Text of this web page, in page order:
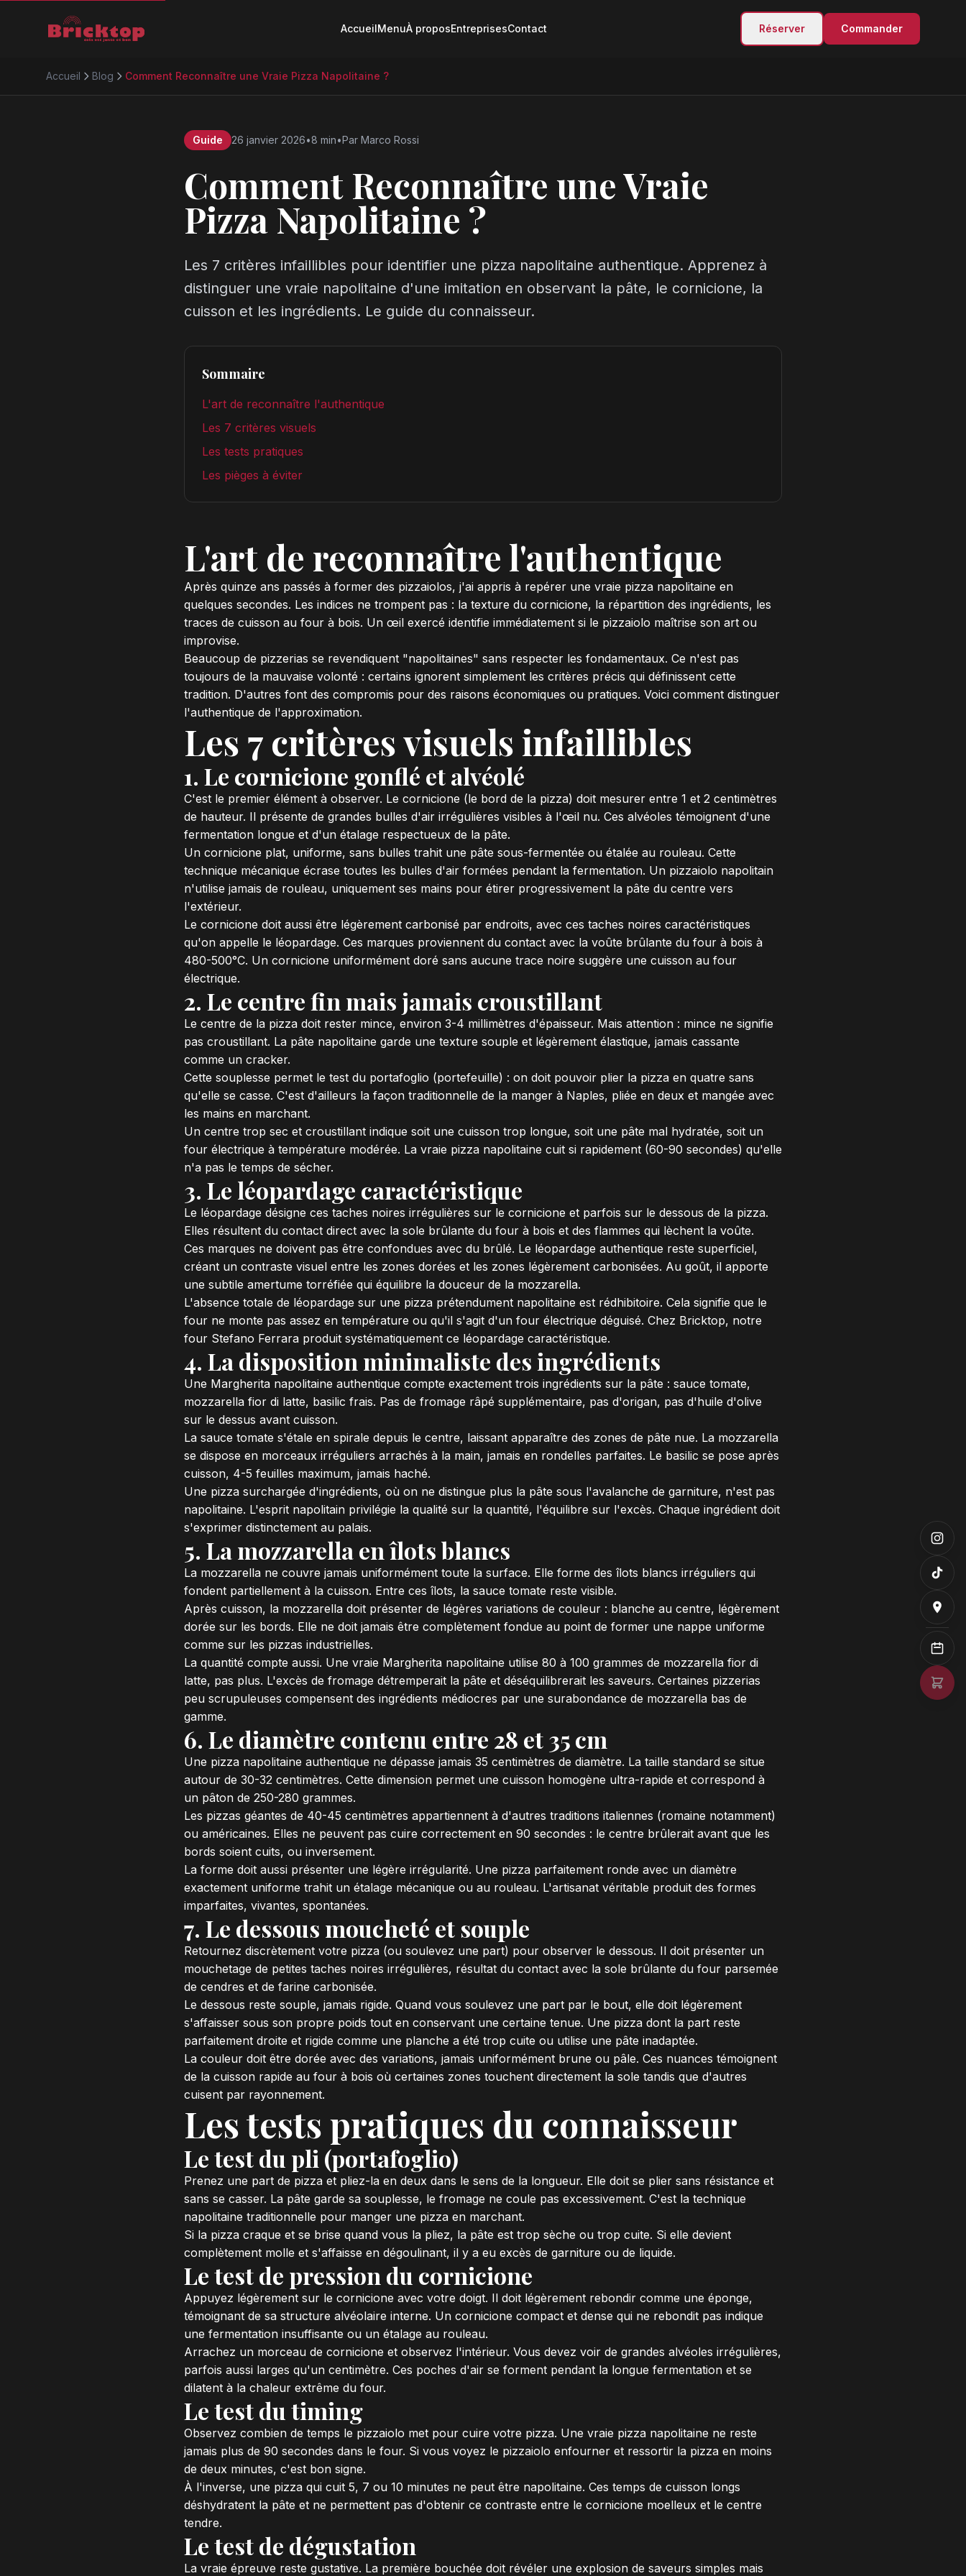
AccueilMenuÀ proposEntreprisesContact Réserver Commander
Accueil Blog Comment Reconnaître une Vraie Pizza Napolitaine ?
Guide 26 janvier 2026•8 min•Par Marco Rossi
Comment Reconnaître une Vraie
Pizza Napolitaine ?
Les 7 critères infaillibles pour identifier une pizza napolitaine authentique. Apprenez à
distinguer une vraie napolitaine d'une imitation en observant la pâte, le cornicione, la
cuisson et les ingrédients. Le guide du connaisseur.
Sommaire
L'art de reconnaître l'authentique
Les 7 critères visuels
Les tests pratiques
Les pièges à éviter
L'art de reconnaître l'authentique
Après quinze ans passés à former des pizzaiolos, j'ai appris à repérer une vraie pizza napolitaine en
quelques secondes. Les indices ne trompent pas : la texture du cornicione, la répartition des ingrédients, les
traces de cuisson au four à bois. Un œil exercé identifie immédiatement si le pizzaiolo maîtrise son art ou
improvise.
Beaucoup de pizzerias se revendiquent "napolitaines" sans respecter les fondamentaux. Ce n'est pas
toujours de la mauvaise volonté : certains ignorent simplement les critères précis qui définissent cette
tradition. D'autres font des compromis pour des raisons économiques ou pratiques. Voici comment distinguer
l'authentique de l'approximation.
Les 7 critères visuels infaillibles
1. Le cornicione gonflé et alvéolé
C'est le premier élément à observer. Le cornicione (le bord de la pizza) doit mesurer entre 1 et 2 centimètres
de hauteur. Il présente de grandes bulles d'air irrégulières visibles à l'œil nu. Ces alvéoles témoignent d'une
fermentation longue et d'un étalage respectueux de la pâte.
Un cornicione plat, uniforme, sans bulles trahit une pâte sous-fermentée ou étalée au rouleau. Cette
technique mécanique écrase toutes les bulles d'air formées pendant la fermentation. Un pizzaiolo napolitain
n'utilise jamais de rouleau, uniquement ses mains pour étirer progressivement la pâte du centre vers
l'extérieur.
Le cornicione doit aussi être légèrement carbonisé par endroits, avec ces taches noires caractéristiques
qu'on appelle le léopardage. Ces marques proviennent du contact avec la voûte brûlante du four à bois à
480-500°C. Un cornicione uniformément doré sans aucune trace noire suggère une cuisson au four
électrique.
2. Le centre fin mais jamais croustillant
Le centre de la pizza doit rester mince, environ 3-4 millimètres d'épaisseur. Mais attention : mince ne signifie
pas croustillant. La pâte napolitaine garde une texture souple et légèrement élastique, jamais cassante
comme un cracker.
Cette souplesse permet le test du portafoglio (portefeuille) : on doit pouvoir plier la pizza en quatre sans
qu'elle se casse. C'est d'ailleurs la façon traditionnelle de la manger à Naples, pliée en deux et mangée avec
les mains en marchant.
Un centre trop sec et croustillant indique soit une cuisson trop longue, soit une pâte mal hydratée, soit un
four électrique à température modérée. La vraie pizza napolitaine cuit si rapidement (60-90 secondes) qu'elle
n'a pas le temps de sécher.
3. Le léopardage caractéristique
Le léopardage désigne ces taches noires irrégulières sur le cornicione et parfois sur le dessous de la pizza.
Elles résultent du contact direct avec la sole brûlante du four à bois et des flammes qui lèchent la voûte.
Ces marques ne doivent pas être confondues avec du brûlé. Le léopardage authentique reste superficiel,
créant un contraste visuel entre les zones dorées et les zones légèrement carbonisées. Au goût, il apporte
une subtile amertume torréfiée qui équilibre la douceur de la mozzarella.
L'absence totale de léopardage sur une pizza prétendument napolitaine est rédhibitoire. Cela signifie que le
four ne monte pas assez en température ou qu'il s'agit d'un four électrique déguisé. Chez Bricktop, notre
four Stefano Ferrara produit systématiquement ce léopardage caractéristique.
4. La disposition minimaliste des ingrédients
Une Margherita napolitaine authentique compte exactement trois ingrédients sur la pâte : sauce tomate,
mozzarella fior di latte, basilic frais. Pas de fromage râpé supplémentaire, pas d'origan, pas d'huile d'olive
sur le dessus avant cuisson.
La sauce tomate s'étale en spirale depuis le centre, laissant apparaître des zones de pâte nue. La mozzarella
se dispose en morceaux irréguliers arrachés à la main, jamais en rondelles parfaites. Le basilic se pose après
cuisson, 4-5 feuilles maximum, jamais haché.
Une pizza surchargée d'ingrédients, où on ne distingue plus la pâte sous l'avalanche de garniture, n'est pas
napolitaine. L'esprit napolitain privilégie la qualité sur la quantité, l'équilibre sur l'excès. Chaque ingrédient doit
s'exprimer distinctement au palais.
5. La mozzarella en îlots blancs
La mozzarella ne couvre jamais uniformément toute la surface. Elle forme des îlots blancs irréguliers qui
fondent partiellement à la cuisson. Entre ces îlots, la sauce tomate reste visible.
Après cuisson, la mozzarella doit présenter de légères variations de couleur : blanche au centre, légèrement
dorée sur les bords. Elle ne doit jamais être complètement fondue au point de former une nappe uniforme
comme sur les pizzas industrielles.
La quantité compte aussi. Une vraie Margherita napolitaine utilise 80 à 100 grammes de mozzarella fior di
latte, pas plus. L'excès de fromage détremperait la pâte et déséquilibrerait les saveurs. Certaines pizzerias
peu scrupuleuses compensent des ingrédients médiocres par une surabondance de mozzarella bas de
gamme.
6. Le diamètre contenu entre 28 et 35 cm
Une pizza napolitaine authentique ne dépasse jamais 35 centimètres de diamètre. La taille standard se situe
autour de 30-32 centimètres. Cette dimension permet une cuisson homogène ultra-rapide et correspond à
un pâton de 250-280 grammes.
Les pizzas géantes de 40-45 centimètres appartiennent à d'autres traditions italiennes (romaine notamment)
ou américaines. Elles ne peuvent pas cuire correctement en 90 secondes : le centre brûlerait avant que les
bords soient cuits, ou inversement.
La forme doit aussi présenter une légère irrégularité. Une pizza parfaitement ronde avec un diamètre
exactement uniforme trahit un étalage mécanique ou au rouleau. L'artisanat véritable produit des formes
imparfaites, vivantes, spontanées.
7. Le dessous moucheté et souple
Retournez discrètement votre pizza (ou soulevez une part) pour observer le dessous. Il doit présenter un
mouchetage de petites taches noires irrégulières, résultat du contact avec la sole brûlante du four parsemée
de cendres et de farine carbonisée.
Le dessous reste souple, jamais rigide. Quand vous soulevez une part par le bout, elle doit légèrement
s'affaisser sous son propre poids tout en conservant une certaine tenue. Une pizza dont la part reste
parfaitement droite et rigide comme une planche a été trop cuite ou utilise une pâte inadaptée.
La couleur doit être dorée avec des variations, jamais uniformément brune ou pâle. Ces nuances témoignent
de la cuisson rapide au four à bois où certaines zones touchent directement la sole tandis que d'autres
cuisent par rayonnement.
Les tests pratiques du connaisseur
Le test du pli (portafoglio)
Prenez une part de pizza et pliez-la en deux dans le sens de la longueur. Elle doit se plier sans résistance et
sans se casser. La pâte garde sa souplesse, le fromage ne coule pas excessivement. C'est la technique
napolitaine traditionnelle pour manger une pizza en marchant.
Si la pizza craque et se brise quand vous la pliez, la pâte est trop sèche ou trop cuite. Si elle devient
complètement molle et s'affaisse en dégoulinant, il y a eu excès de garniture ou de liquide.
Le test de pression du cornicione
Appuyez légèrement sur le cornicione avec votre doigt. Il doit légèrement rebondir comme une éponge,
témoignant de sa structure alvéolaire interne. Un cornicione compact et dense qui ne rebondit pas indique
une fermentation insuffisante ou un étalage au rouleau.
Arrachez un morceau de cornicione et observez l'intérieur. Vous devez voir de grandes alvéoles irrégulières,
parfois aussi larges qu'un centimètre. Ces poches d'air se forment pendant la longue fermentation et se
dilatent à la chaleur extrême du four.
Le test du timing
Observez combien de temps le pizzaiolo met pour cuire votre pizza. Une vraie pizza napolitaine ne reste
jamais plus de 90 secondes dans le four. Si vous voyez le pizzaiolo enfourner et ressortir la pizza en moins
de deux minutes, c'est bon signe.
À l'inverse, une pizza qui cuit 5, 7 ou 10 minutes ne peut être napolitaine. Ces temps de cuisson longs
déshydratent la pâte et ne permettent pas d'obtenir ce contraste entre le cornicione moelleux et le centre
tendre.
Le test de dégustation
La vraie épreuve reste gustative. La première bouchée doit révéler une explosion de saveurs simples mais